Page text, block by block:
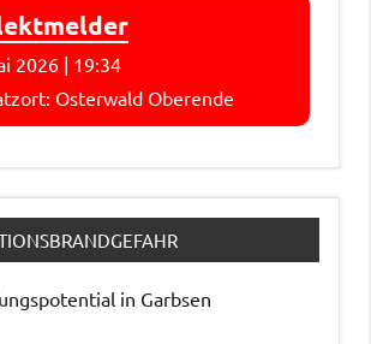
2026 | 19:34
Osterwald Oberende
in Garbsen